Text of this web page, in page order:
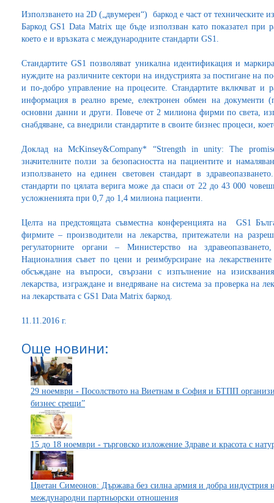
Използването на 2D („двумерен“) баркод е част от техническите
Баркод GS1 Data Matrix ще бъде използван като показател при
което е и връзката с международните стандарти GS1.
Стандартите GS1 позволяват уникална идентификация и
нуждите на различните сектори на индустрията за постигане на
и по-добро управление на процесите. Стандартите включват и
информация в реално време, електронен обмен на документи
основни данни и други. Повече от 2 милиона фирми по света,
снабдяване, са внедрили стандартите в своите бизнес процеси,
Доклад на McKinsey&Company* “Strength in unity: The
значителните ползи за безопасността на пациентите и
използването на единен световен стандарт в
стандарти по цялата верига може да спаси от 22 до 43 000
усложненията при 0,7 до 1,4 милиона пациенти.
Целта на предстоящата съвместна конференцията на GS1
фирмите – производители на лекарства, притежатели на
регулаторните органи – Министерство на
Националния съвет по цени и реимбурсиране на
обсъждане на въпроси, свързани с изпълнение на
лекарства, изграждане и внедряване на система за проверка на
на лекарствата с GS1 Data Matrix баркод.
11.11.2016 г.
Още новини:
29 ноември - Посолството на Виетнам в София и БТПП
бизнес срещи”
15 до 18 ноември - търговско изложение Здраве и красота с
Цветан Симеонов: Държава без силна армия и добра индустрия
международни партньорски отношения